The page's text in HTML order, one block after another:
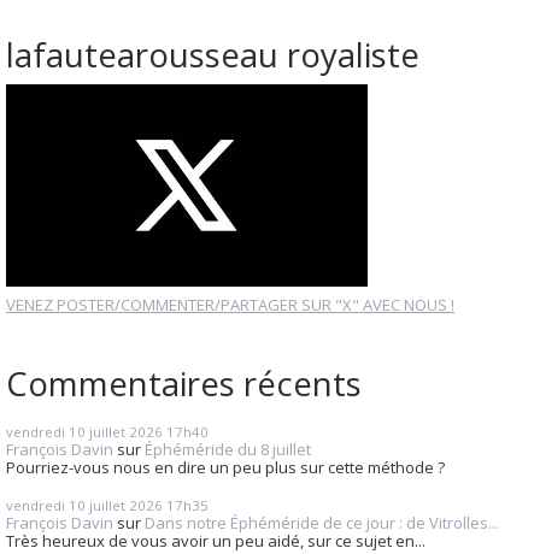
lafautearousseau royaliste
VENEZ POSTER/COMMENTER/PARTAGER SUR "X" AVEC NOUS !
Commentaires récents
vendredi 10 juillet 2026 17h40
François Davin sur Éphéméride du 8 juillet
Pourriez-vous nous en dire un peu plus sur cette méthode ?
vendredi 10 juillet 2026 17h35
François Davin sur Dans notre Éphéméride de ce jour : de Vitrolles...
Très heureux de vous avoir un peu aidé, sur ce sujet en...